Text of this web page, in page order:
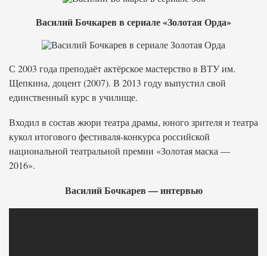
Василий Бочкарев в сериале «Золотая Орда»
С 2003 года преподаёт актёрское мастерство в ВТУ им.
Щепкина, доцент (2007). В 2013 году выпустил свой
единственный курс в училище.
Входил в состав жюри театра драмы, юного зрителя и театра
кукол итогового фестиваля-конкурса российской
национальной театральной премии «Золотая маска —
2016».
Василий Бочкарев — интервью